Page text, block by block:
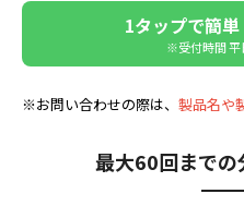
1タップで簡
※受付時間 平
※お問い合わせの際は、 製品名や
最大60回までの